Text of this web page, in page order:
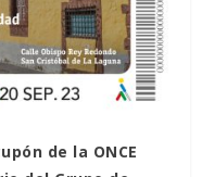
de la ONCE